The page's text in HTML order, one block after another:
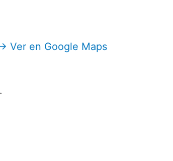
Ver en Google Maps